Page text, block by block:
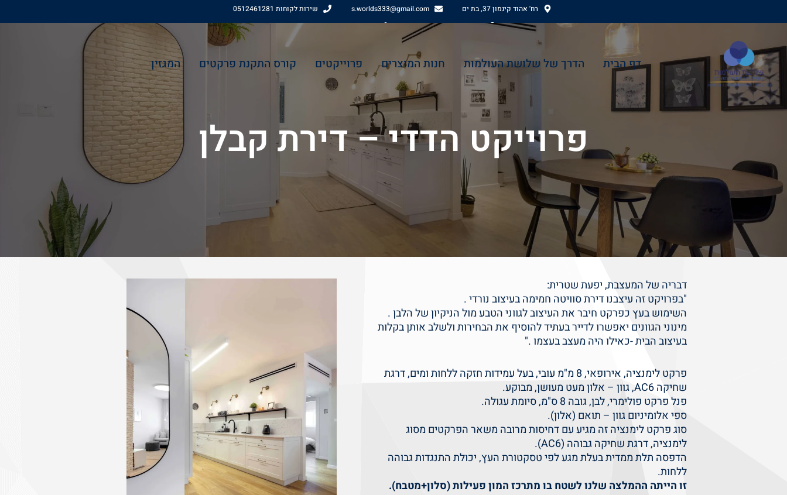
לתוכן
רח' אהוד קינמון 37, בת ים s.worlds333@gmail.com
שירות לקוחות 0512461281
רח' אהוד קינמון 37, בת ים
שירות לקוחות 0512461281
דף הבית הדרך של שלושת העולמות חנות המוצרים פרוייקטים קורס התקנת פרקטים המגזין חיפוש
פרוייקט הדדי – דירת קבלן
דבריה של המעצבת, יפעת שטרית:
"בפרויקט זה עיצבנו דירת סוויטה חמימה בעיצוב נורדי .
השימוש בעץ כפרקט חיבר את העיצוב לגווני הטבע מול הניקיון של הלבן .
מינוני הגוונים יאפשרו לדייר בעתיד להוסיף את הבחירות ולשלב אותן בקלות
בעיצוב הבית -כאילו היה מעצב בעצמו ."
פרקט לימנציה, אירופאי, 8 מ"מ עובי, בעל עמידות חזקה ללחות ומים, דרגת
שחיקה AC6, גוון – אלון מעט מעושן, מבוקע.
פנל פרקט פולימרי, לבן, גובה 8 ס"מ, סיומת עגולה.
ספי אלומיניום גוון – תואם (אלון).
סוג פרקט לימנציה זה מגיע עם דחיסות מרובה משאר הפרקטים מסוג
לימנציה, דרגת שחיקה גבוהה (AC6).
הדפסה תלת ממדית בעלת מגע לפי טסקטורת העץ, יכולת התנגדות גבוהה
ללחות.
זו הייתה ההמלצה שלנו לשטח בו מתרכז המון פעילות (סלון+מטבח).